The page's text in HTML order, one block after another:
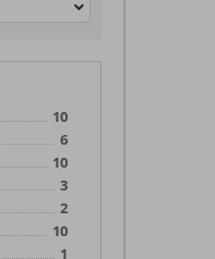
10
6
10
3
2
10
1